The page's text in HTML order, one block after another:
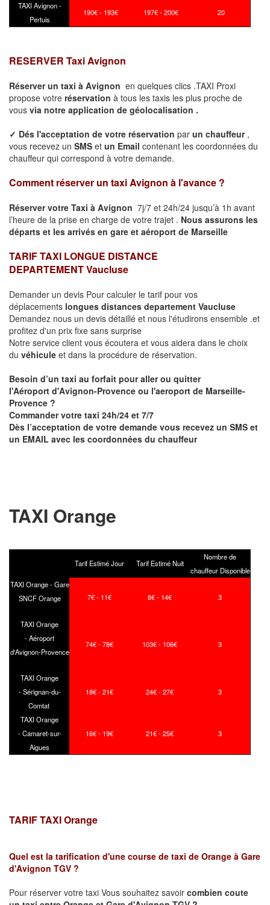
TAXI Avignon -
Pertuis
190€ - 193€ 197€ - 200€ 20
RESERVER TaxiAvignon
Réserver un taxi à Avignon en quelques clics .TAXI Proxi
propose votre réservation à tous les taxis les plus proche de
vous via notre application de géolocalisation .
✓ Dés l'acceptation de votre réservation par un chauffeur ,
vous recevez un SMS et un Email contenant les coordonnées du
chauffeur qui correspond à votre demande.
Comment réserver un taxiAvignon à l'avance ?
Réserver votre Taxi à Avignon 7j/7 et 24h/24 jusqu’à 1h avant
l’heure de la prise en charge de votre trajet . Nous assurons les
départs et les arrivés en gare et aéroport de Marseille
TARIF TAXI LONGUE DISTANCE
DEPARTEMENT Vaucluse
Demander un devis Pour calculer le tarif pour vos
déplacements longues distances departement Vaucluse
Demandez nous un devis détaillé et nous l'étudirons ensemble .et
profitez d'un prix fixe sans surprise
Notre service client vous écoutera et vous aidera dans le choix
du véhicule et dans la procédure de réservation.
Besoin d’un taxi au forfait pour aller ou quitter
l'Aéroport d'Avignon-Provence ou l'aeroport de Marseille-
Provence ?
Commander votre taxi 24h/24 et 7/7
Dès l’acceptation de votre demande vous recevez un SMS et
un EMAIL avec les coordonnées du chauffeur
TAXI Orange
Tarif Estimé Jour Tarif Estimé Nuit
Nombre de
chauffeur Disponible
TAXI Orange - Gare
SNCF Orange
7€ - 11€ 8€ - 14€ 3
TAXI Orange
- Aéroport
d'Avignon-Provence
74€ - 78€ 103€ - 106€ 3
TAXI Orange
- Sérignan-du-
Comtat
18€ - 21€ 24€ - 27€ 3
TAXI Orange
- Camaret-sur-
Aigues
16€ - 19€ 21€ - 25€ 3
TARIF TAXI Orange
Quel est la tarification d'une course de taxi de Orange à Gare
d'Avignon TGV ?
Pour réserver votre taxi Vous souhaitez savoir combien coute